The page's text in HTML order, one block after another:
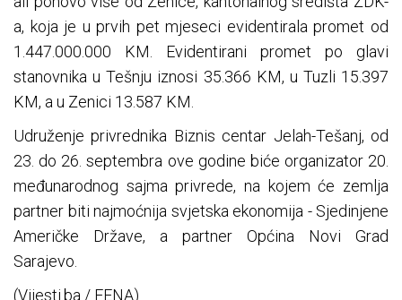
a, koja je u prvih pet mjeseci evidentirala promet od
1.447.000.000 KM. Evidentirani promet po glavi
stanovnika u Tešnju iznosi 35.366 KM, u Tuzli 15.397
KM, a u Zenici 13.587 KM.
Udruženje privrednika Biznis centar Jelah-Tešanj, od
23. do 26. septembra ove godine biće organizator 20.
međunarodnog sajma privrede, na kojem će zemlja
partner biti najmoćnija svjetska ekonomija - Sjedinjene
Američke Države, a partner Općina Novi Grad
Sarajevo.
(Vijesti.ba / FENA)